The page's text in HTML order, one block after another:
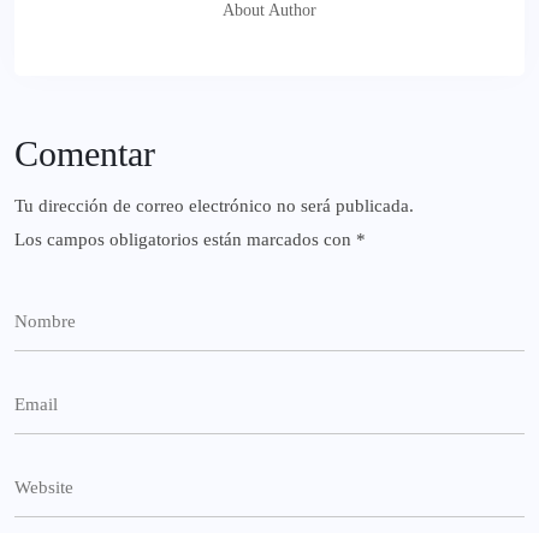
About Author
Comentar
Tu dirección de correo electrónico no será publicada.
Los campos obligatorios están marcados con *